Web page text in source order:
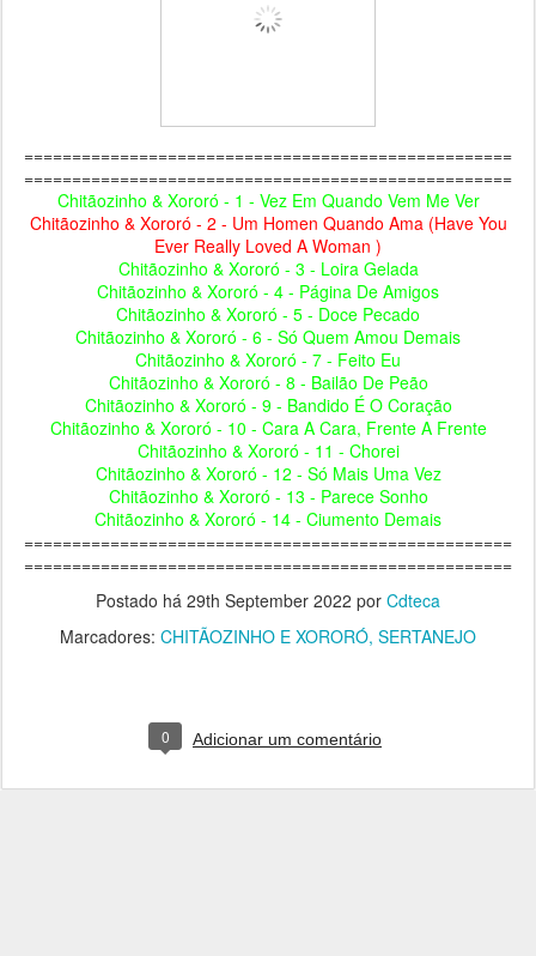
===================================================
===================================================
Chitãozinho & Xororó - 1 - Vez Em Quando Vem Me Ver
Chitãozinho & Xororó - 2 - Um Homen Quando Ama (Have You
Ever Really Loved A Woman )
Chitãozinho & Xororó - 3 - Loira Gelada
Chitãozinho & Xororó - 4 - Página De Amigos
Chitãozinho & Xororó - 5 - Doce Pecado
Chitãozinho & Xororó - 6 - Só Quem Amou Demais
Chitãozinho & Xororó - 7 - Feito Eu
Chitãozinho & Xororó - 8 - Bailão De Peão
Chitãozinho & Xororó - 9 - Bandido É O Coração
Chitãozinho & Xororó - 10 - Cara A Cara, Frente A Frente
Chitãozinho & Xororó - 11 - Chorei
Chitãozinho & Xororó - 12 - Só Mais Uma Vez
Chitãozinho & Xororó - 13 - Parece Sonho
Chitãozinho & Xororó - 14 - Ciumento Demais
===================================================
===================================================
Postado há 29th September 2022 por Cdteca
Marcadores: CHITÃOZINHO E XORORÓ SERTANEJO
0 Adicionar um comentário